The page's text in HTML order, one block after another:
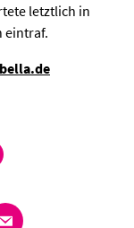
letztlich in
eintraf.